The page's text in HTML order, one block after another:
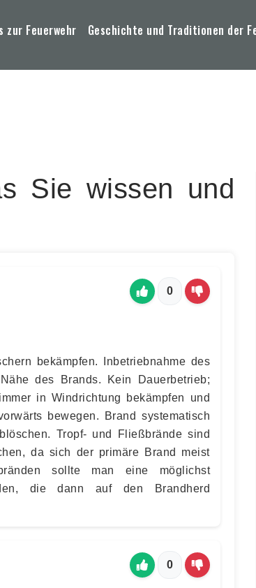
zur Feuerwehr Geschichte und Traditionen der
Sie wissen und
0
bekämpfen. Inbetriebnahme des
des Brands. Kein Dauerbetrieb;
in Windrichtung bekämpfen und
bewegen. Brand systematisch
Tropf- und Fließbrände sind
da sich der primäre Brand meist
sollte man eine möglichst
die dann auf den Brandherd
0